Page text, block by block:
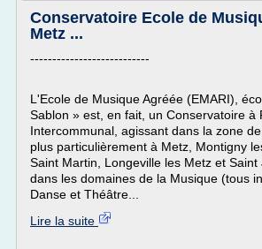
Conservatoire Ecole de
Metz ...
---------------------------
L'Ecole de Musique Agréée (EMARI),
Sablon » est, en fait, un Conservatoire à
Intercommunal, agissant dans la zone
plus particulièrement à Metz, Montigny
Saint Martin, Longeville les Metz et Saint
dans les domaines de la Musique (tous
Danse et Théâtre...
Lire la suite